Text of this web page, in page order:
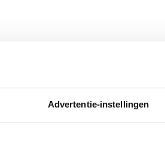
Advertentie-instellingen